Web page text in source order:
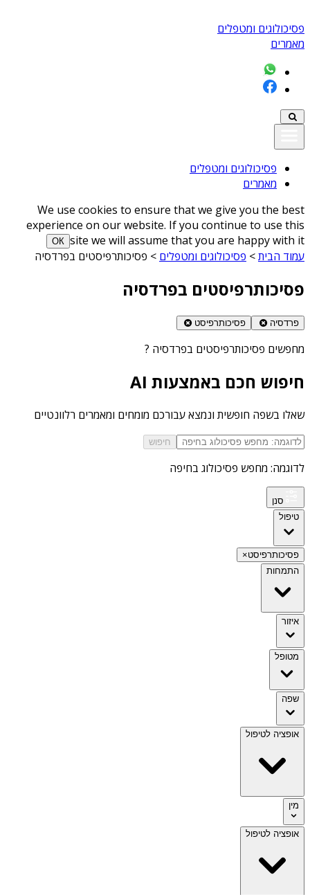
פסיכולוגים ומטפלים
מאמרים
פסיכולוגים ומטפלים
מאמרים
We use cookies to ensure that we give you the best
experience on our website. If you continue to use this
site we will assume that you are happy with it
ОК
עמוד הבית> פסיכולוגים ומטפלים > פסיכותרפיסטים בפרדסיה
פסיכותרפיסטים בפרדסיה
פרדסיה פסיכותרפיסט
מחפשים פסיכותרפיסטים בפרדסיה ?
חיפוש חכם באמצעות AI
שאלו בשפה חופשית ונמצא עבורכם מומחים ומאמרים רלוונטיים
חיפוש
לדוגמה: מחפש פסיכולוג בחיפה
סנן
טיפול
פסיכותרפיסט×
התמחות
איזור
מטופל
שפה
אופציה לטיפול
מין
אופציה לטיפול